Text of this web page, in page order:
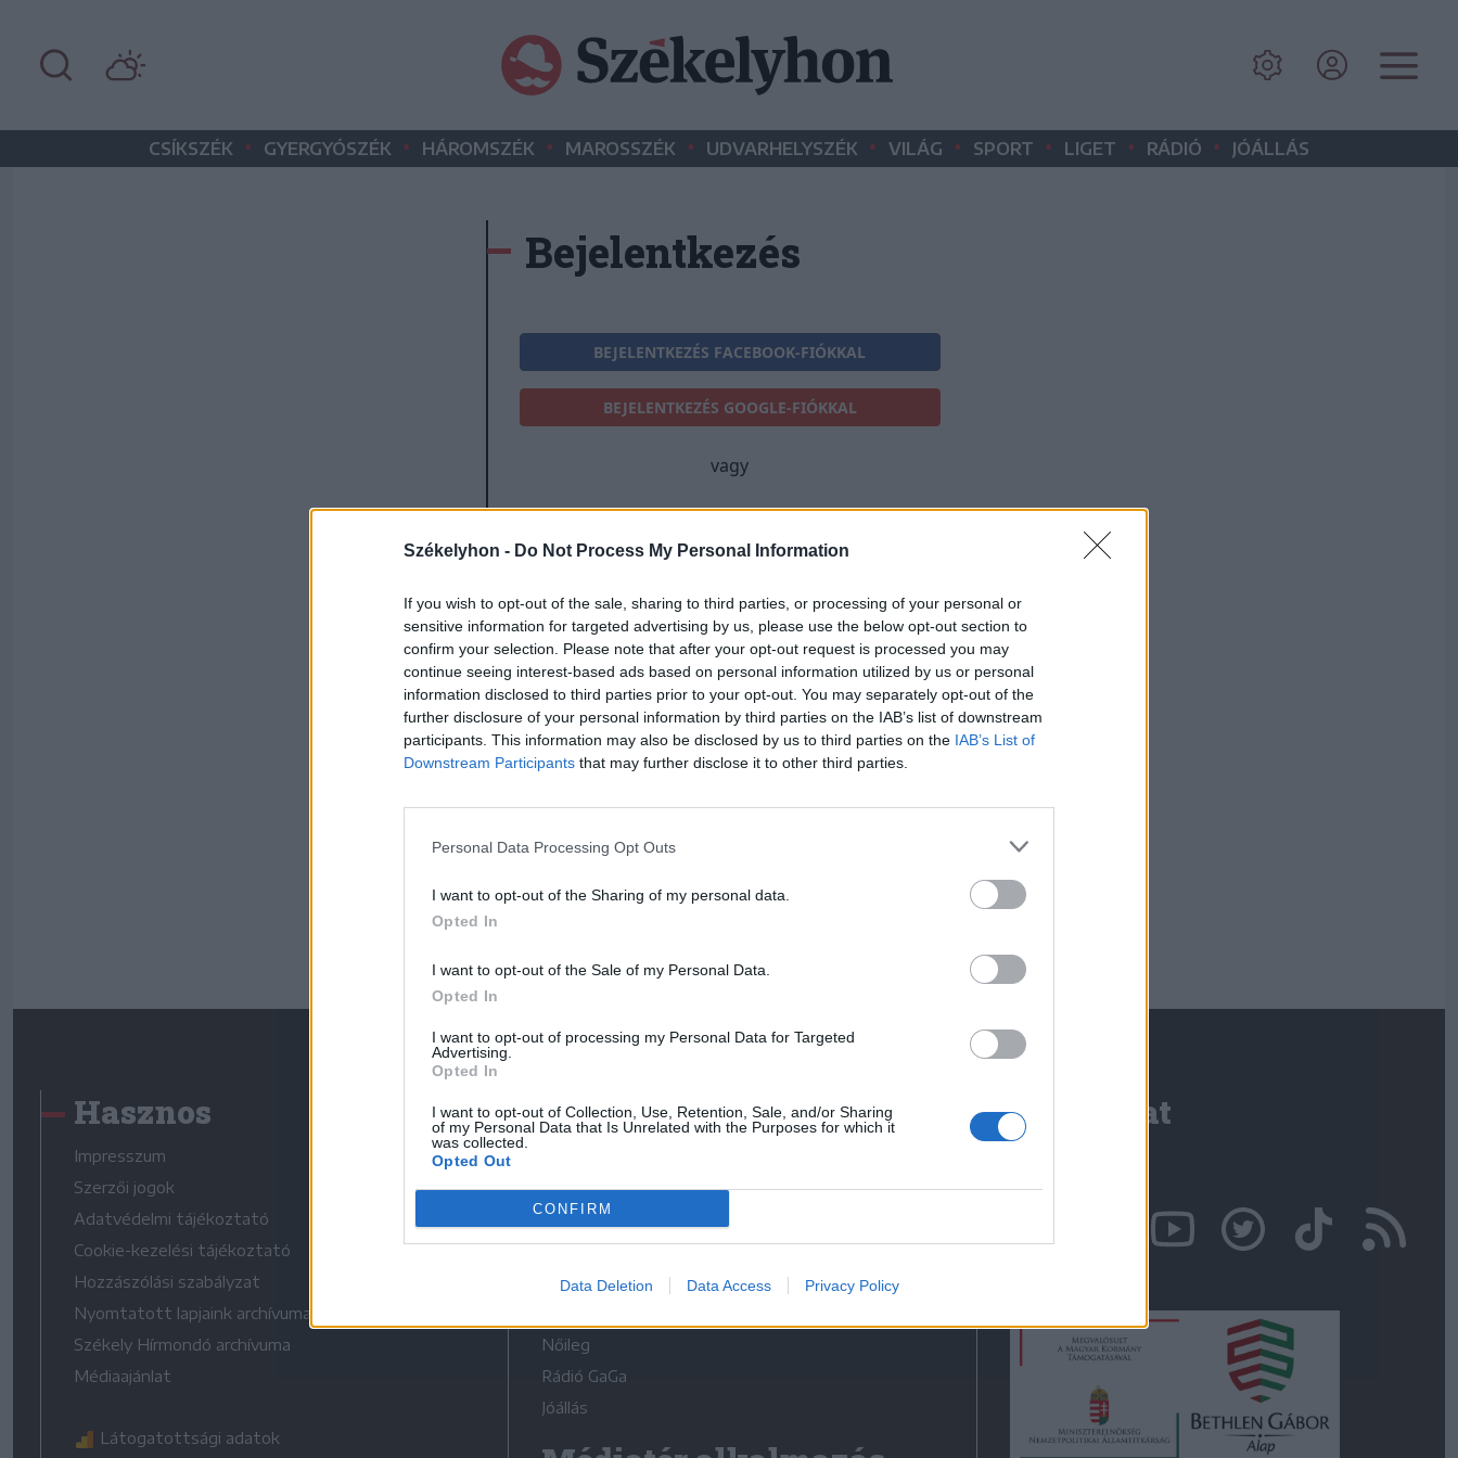
Székelyhon - Do Not Process My Personal Information
If you wish to opt-out of the sale, sharing to third parties, or processing of your personal or
sensitive information for targeted advertising by us, please use the below opt-out section to
confirm your selection. Please note that after your opt-out request is processed you may
continue seeing interest-based ads based on personal information utilized by us or personal
information disclosed to third parties prior to your opt-out. You may separately opt-out of the
further disclosure of your personal information by third parties on the IAB’s list of downstream
participants. This information may also be disclosed by us to third parties on the IAB’s List of
Downstream Participants that may further disclose it to other third parties.
Personal Data Processing Opt Outs
I want to opt-out of the Sharing of my personal data.
Opted In
I want to opt-out of the Sale of my Personal Data.
Opted In
I want to opt-out of processing my Personal Data for Targeted
Advertising.
Opted In
I want to opt-out of Collection, Use, Retention, Sale, and/or Sharing
of my Personal Data that Is Unrelated with the Purposes for which it
was collected.
Opted Out
CONFIRM
Data Deletion Data Access Privacy Policy
CSÍKSZÉK • GYERGYÓSZÉK • HÁROMSZÉK • MAROSSZÉK • UDVARHELYSZÉK • VILÁG • SPORT • LIGET • RÁDIÓ • JÓÁLLÁS
Bejelentkezés
BEJELENTKEZÉS FACEBOOK-FIÓKKAL
BEJELENTKEZÉS GOOGLE-FIÓKKAL
vagy
E-mail-cím
Jelszó
Elfelejtette a jelszavát?
BEJELENTKEZÉS
Hasznos
Impresszum
Szerzői jogok
Adatvédelmi tájékoztató
Cookie-kezelési tájékoztató
Hozzászólási szabályzat
Nyomtatott lapjaink archívuma
Székely Hírmondó archívuma
Médiaajánlat
Látogatottsági adatok
Médiatér
Liget
Krónika
Bihari Napló
Erdélyi Napló
Nőileg
Rádió GaGa
Jóállás
Kapcsolat